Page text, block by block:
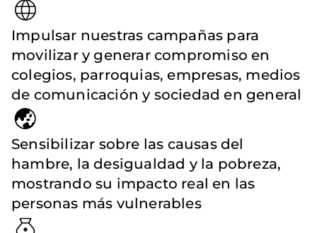
Impulsar nuestras campañas para
movilizar y generar compromiso en
colegios, parroquias, empresas, medios
de comunicación y sociedad en general
Sensibilizar sobre las causas del
hambre, la desigualdad y la pobreza,
mostrando su impacto real en las
personas más vulnerables